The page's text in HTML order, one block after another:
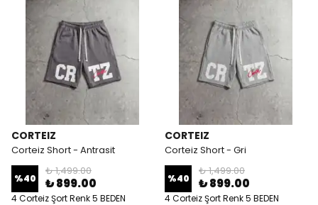
CORTEIZ
Corteiz Short - Antrasit
%40
₺ 1,499.00
₺ 899.00
4 Corteiz Şort Renk 5 BEDEN
CORTEIZ
Corteiz Short - Gri
%40
₺ 1,499.00
₺ 899.00
4 Corteiz Şort Renk 5 BEDEN